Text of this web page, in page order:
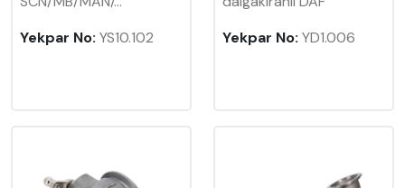
Yekpar No: YS10.102
Yekpar No: YD1.006